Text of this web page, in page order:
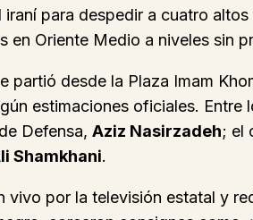
iraní para despedir a cuatro
en Oriente Medio a niveles sin
partió desde la Plaza Imam
estimaciones oficiales.
Defensa, Aziz Nasirzadeh; el
Shamkhani.
vivo por la televisión estatal y